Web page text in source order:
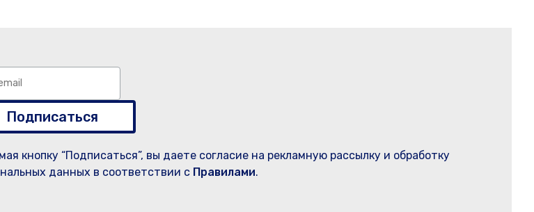
Подписаться
кнопку “Подписаться”, вы даете согласие на рекламную рассылку и обработку
данных в соответствии с Правилами.